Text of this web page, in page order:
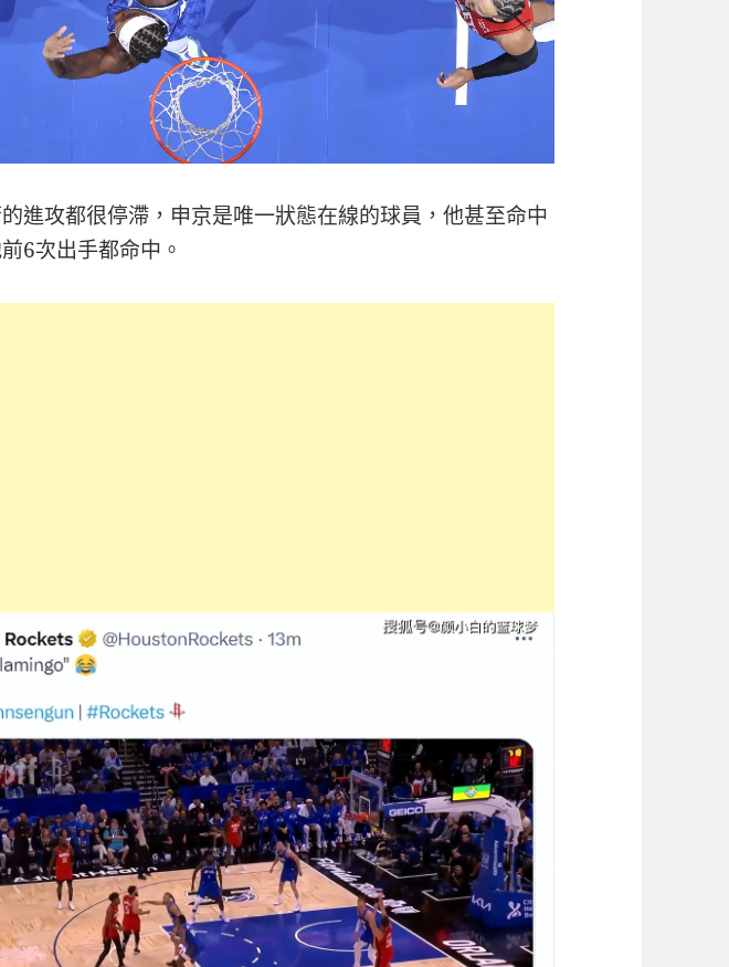
進攻都很停滯，申京是唯一狀態在線的球員，他甚至命中
6次出手都命中。